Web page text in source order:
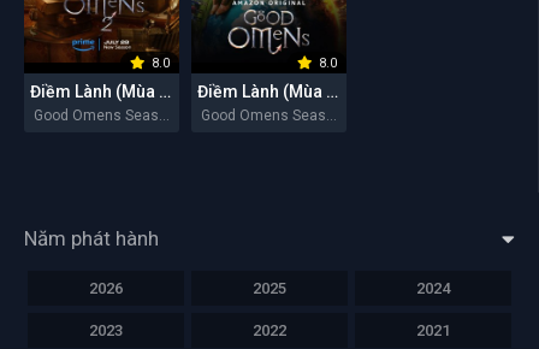
8.0
Điềm Lành (Mùa 2)
Good Omens Season 2 2023
8.0
Điềm Lành (Mùa 1)
Good Omens Season 1 2019
Năm phát hành
2026 2025 2024
2023 2022 2021